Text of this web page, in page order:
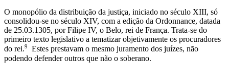
O monopólio da distribuição da justiça, iniciado no século XIII, só
consolidou-se no século XIV, com a edição da Ordonnance, datada
de 25.03.1305, por Filipe IV, o Belo, rei de França. Trata-se do
primeiro texto legislativo a tematizar objetivamente os procuradores
do rei.9
Estes prestavam o mesmo juramento dos juízes, não
podendo defender outros que não o soberano.